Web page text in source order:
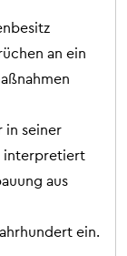
an ein
in seiner
interpretiert
aus
ein.